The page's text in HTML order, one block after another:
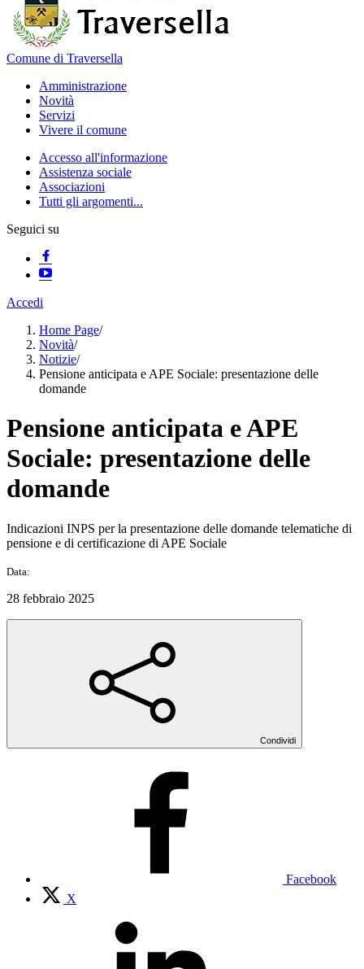
Comune di Traversella
Amministrazione
Novità
Servizi
Vivere il comune
Accesso all'informazione
Assistenza sociale
Associazioni
Tutti gli argomenti...
Seguici su
Accedi
Home Page/
Novità/
Notizie/
Pensione anticipata e APE Sociale: presentazione delle
domande
Pensione anticipata e APE
Sociale: presentazione delle
domande
Indicazioni INPS per la presentazione delle domande telematiche di
pensione e di certificazione di APE Sociale
Data:
28 febbraio 2025
Condividi
Facebook
X